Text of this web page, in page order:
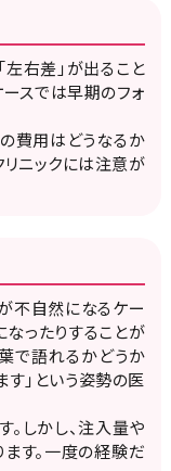
左右差」が出ること
スでは早期のフォ
費用はどうなるか
ニックには注意が
不自然になるケー
ったりすることが
で語れるかどうか
す」という姿勢の医
しかし、注入量や
す。一度の経験だ